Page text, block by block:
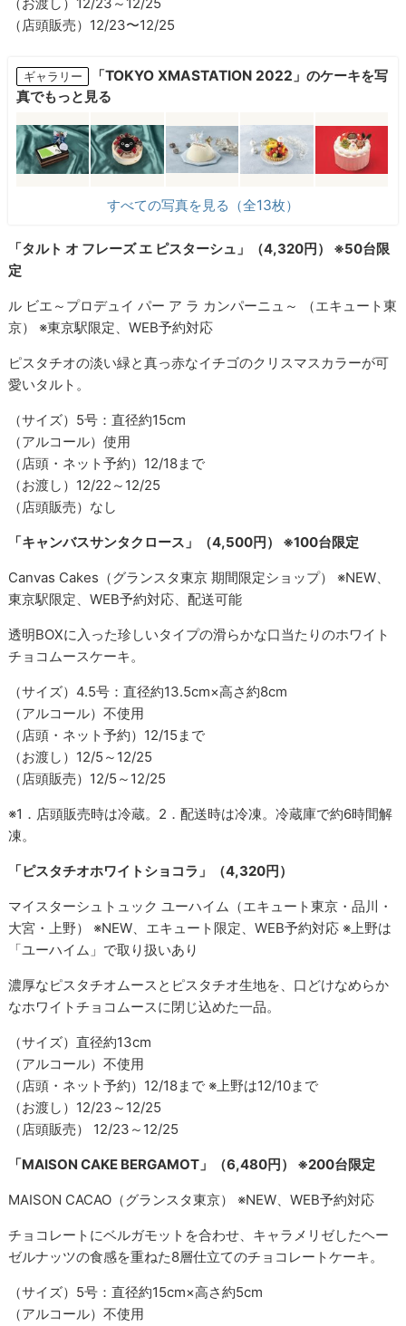
（店頭販売）12/23〜12/25
ギャラリー
「TOKYO XMASTATION 2022」のケーキを写
真でもっと見る
すべての写真を見る（全13枚）
「タルト オ フレーズ エ ピスターシュ」（4,320円） ※50台限
定
ル ビエ～プロデュイ パー ア ラ カンパーニュ～ （エキュート東
京） ※東京駅限定、WEB予約対応
ピスタチオの淡い緑と真っ赤なイチゴのクリスマスカラーが可
愛いタルト。
（サイズ）5号：直径約15cm
（アルコール）使用
（店頭・ネット予約）12/18まで
（お渡し）12/22～12/25
（店頭販売）なし
「キャンバスサンタクロース」（4,500円） ※100台限定
Canvas Cakes（グランスタ東京 期間限定ショップ） ※NEW、
東京駅限定、WEB予約対応、配送可能
透明BOXに入った珍しいタイプの滑らかな口当たりのホワイト
チョコムースケーキ。
（サイズ）4.5号：直径約13.5cm×高さ約8cm
（アルコール）不使用
（店頭・ネット予約）12/15まで
（お渡し）12/5～12/25
（店頭販売）12/5～12/25
※1．店頭販売時は冷蔵。2．配送時は冷凍。冷蔵庫で約6時間解
凍。
「ピスタチオホワイトショコラ」（4,320円）
マイスターシュトュック ユーハイム（エキュート東京・品川・
大宮・上野） ※NEW、エキュート限定、WEB予約対応 ※上野は
「ユーハイム」で取り扱いあり
濃厚なピスタチオムースとピスタチオ生地を、口どけなめらか
なホワイトチョコムースに閉じ込めた一品。
（サイズ）直径約13cm
（アルコール）不使用
（店頭・ネット予約）12/18まで ※上野は12/10まで
（お渡し）12/23～12/25
（店頭販売） 12/23～12/25
「MAISON CAKE BERGAMOT」（6,480円） ※200台限定
MAISON CACAO（グランスタ東京） ※NEW、WEB予約対応
チョコレートにベルガモットを合わせ、キャラメリゼしたヘー
ゼルナッツの食感を重ねた8層仕立てのチョコレートケーキ。
（サイズ）5号：直径約15cm×高さ約5cm
（アルコール）不使用